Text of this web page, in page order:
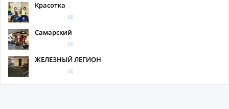
Красотка
(0)
Самарский
(0)
ЖЕЛЕЗНЫЙ ЛЕГИОН
(0)